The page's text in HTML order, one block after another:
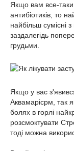
Якщо вам все-
антибіотиків, то
найбільш сумісні
заздалегідь
грудьми.
Якщо у вас
Аквамарісрм, так
болях в горлі
розсмоктувати
тоді можна